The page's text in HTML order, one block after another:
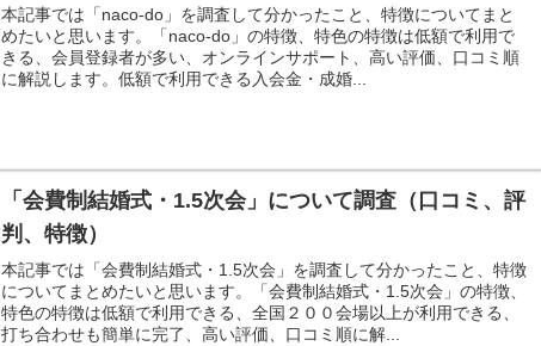
本記事では「naco-do」を調査して分かったこと、特徴についてまと
めたいと思います。「naco-do」の特徴、特色の特徴は低額で利用で
きる、会員登録者が多い、オンラインサポート、高い評価、口コミ順
に解説します。低額で利用できる入会金・成婚...
「会費制結婚式・1.5次会」について調査（口コミ、評
判、特徴）
本記事では「会費制結婚式・1.5次会」を調査して分かったこと、特徴
についてまとめたいと思います。「会費制結婚式・1.5次会」の特徴、
特色の特徴は低額で利用できる、全国２００会場以上が利用できる、
打ち合わせも簡単に完了、高い評価、口コミ順に解...